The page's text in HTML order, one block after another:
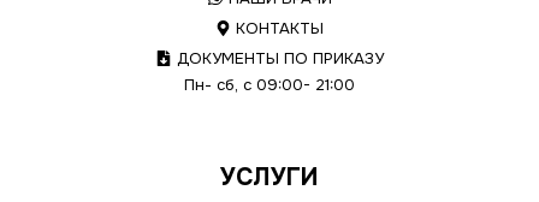
КОНТАКТЫ
ДОКУМЕНТЫ ПО ПРИКАЗУ
Пн- сб, с 09:00- 21:00
УСЛУГИ